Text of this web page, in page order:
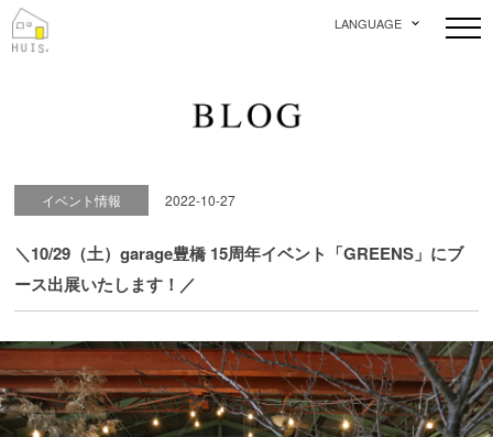
LANGUAGE
イベント情報 2022-10-27
＼10/29（土）garage豊橋 15周年イベント「GREENS」にブ
ース出展いたします！／